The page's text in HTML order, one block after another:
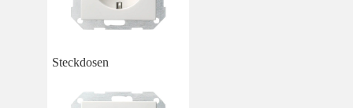
Steckdosen